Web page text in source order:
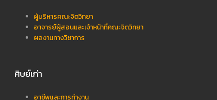
ผู้บริหารคณะจิตวิทยา
อาจารย์ผู้สอนและเจ้าหน้าที่คณะจิตวิทยา
ผลงานทางวิชาการ
ศิษย์เก่า
อาชีพและการทำงาน